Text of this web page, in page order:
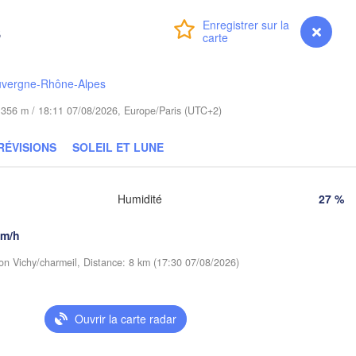
Premium myVentusky Prévisions
Rhône-Alpes
m / 18:11 07/08/2026, Europe/Paris (UTC+2)
SOLEIL ET LUNE
h
Humidité 27 %
Vichy/charmeil, Distance: 8 km (17:30 07/08/2026)
Ouvrir la carte radarBudapest
SLOVAQUIE